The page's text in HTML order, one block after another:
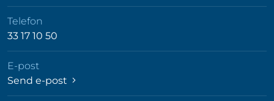
Telefon
33 17 10 50
E-post
Send e-post